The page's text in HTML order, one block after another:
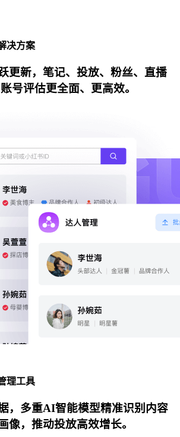
决方案
更新，笔记、投放、粉丝、直播
号评估更全面、更高效。
理工具
，多重AI智能模型精准识别内容
像，推动投放高效增长。